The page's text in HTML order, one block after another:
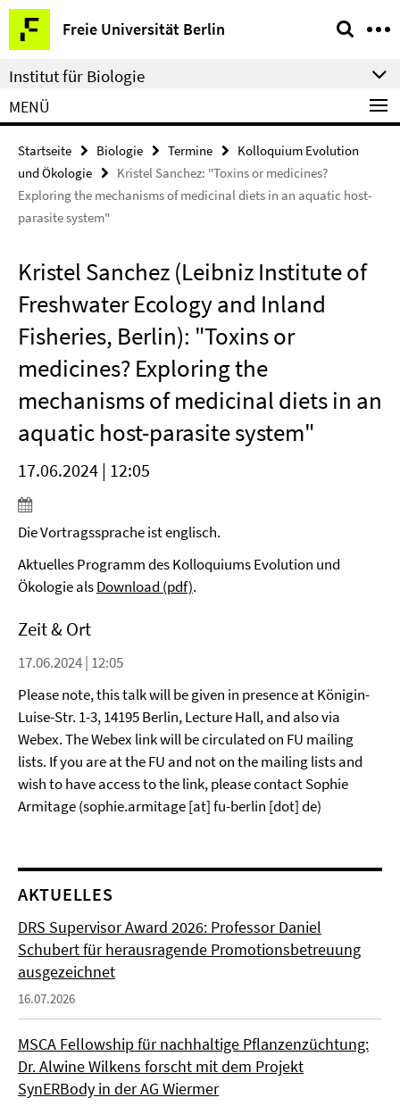
Springe
direkt
zu
Inhalt
Freie Universität Berlin
Service-
Navigation
Institut für Biologie
MENÜ
Startseite Biologie Termine
Kolloquium Evolution
und Ökologie
Kristel Sanchez: "Toxins or medicines?
Exploring the mechanisms of medicinal diets in an aquatic host-
parasite system"
Kristel Sanchez (Leibniz Institute of
Freshwater Ecology and Inland
Fisheries, Berlin): "Toxins or
medicines? Exploring the
mechanisms of medicinal diets in an
aquatic host-parasite system"
17.06.2024 | 12:05
Die Vortragssprache ist englisch.
Aktuelles Programm des Kolloquiums Evolution und
Ökologie alsDownload (pdf).
Zeit & Ort
17.06.2024 | 12:05
Please note, this talk will be given in presence at Königin-
Luise-Str. 1-3, 14195 Berlin, Lecture Hall, and also via
Webex. The Webex link will be circulated on FU mailing
lists. If you are at the FU and not on the mailing lists and
wish to have access to the link, please contact Sophie
Armitage (sophie.armitage [at] fu-berlin [dot] de)
AKTUELLES
DRS Supervisor Award 2026: Professor Daniel
Schubert für herausragende Promotionsbetreuung
ausgezeichnet
16.07.2026
MSCA Fellowship für nachhaltige Pflanzenzüchtung:
Dr. Alwine Wilkens forscht mit dem Projekt
SynERBody in der AG Wiermer